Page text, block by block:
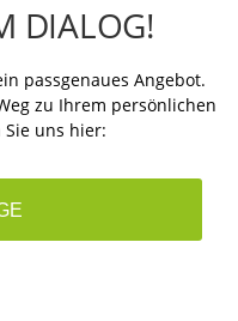
DIALOG!
passgenaues Angebot.
zu Ihrem persönlichen
uns hier: